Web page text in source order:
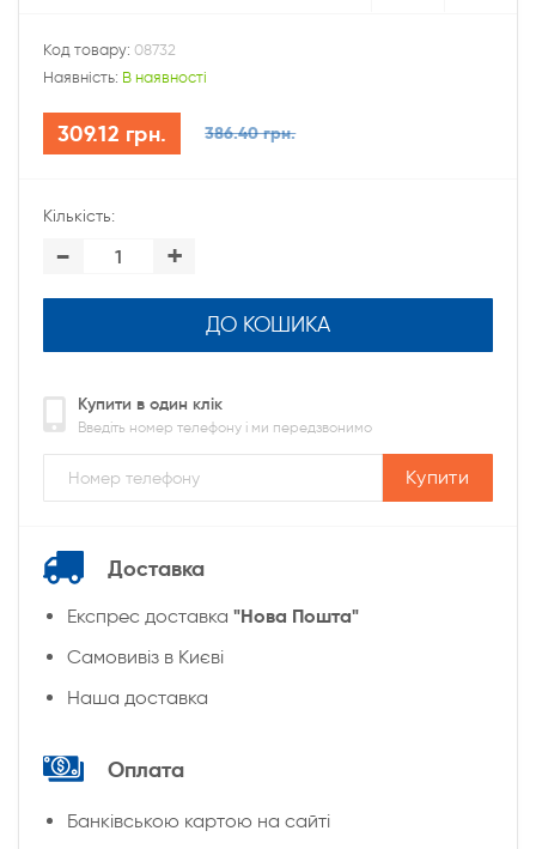
Код товару: 08732
Наявність: В наявності
309.12 грн. 386.40 грн.
Кількість:
- +
ДО КОШИКА
Купити в один клік
Введіть номер телефону і ми передзвонимо
Купити
Доставка
Експрес доставка "Нова Пошта"
Cамовивіз в Києві
Наша доставка
Оплата
Банківською картою на сайті